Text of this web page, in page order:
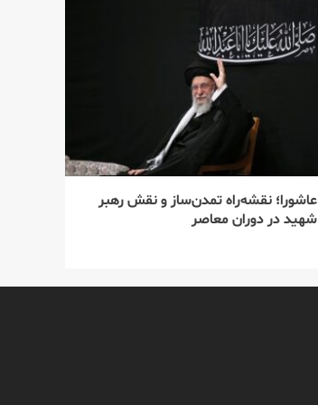
عاشورا؛ نقشه‌راه تمدن‌ساز و نقش رهبر
شهید در دوران معاصر